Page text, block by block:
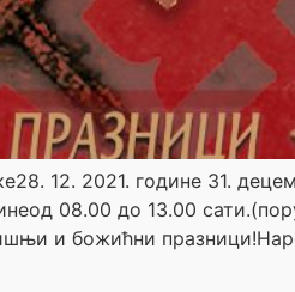
12. 2021. године 31.
08.00 до 13.00
и божићни